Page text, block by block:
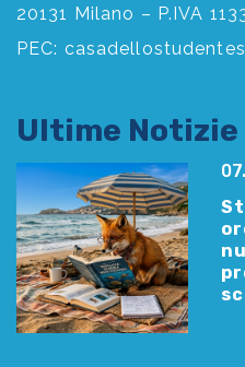
20131 Milano – P.IVA
PEC:
Ultime Notizie